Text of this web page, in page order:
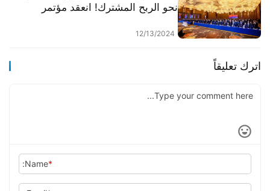
نحو الربح المشترك! انعقد مؤتمر
بنجاح!
12/13/2024
اترك تعليقاً
*
Name: